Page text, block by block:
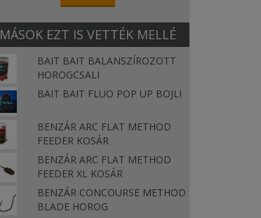
MÁSOK EZT IS VETTÉK MELLÉ
BAIT BAIT BALANSZÍROZOTT
HOROGCSALI
BAIT BAIT FLUO POP UP BOJLI
BENZÁR ARC FLAT METHOD
FEEDER KOSÁR
BENZÁR ARC FLAT METHOD
FEEDER XL KOSÁR
BENZÁR CONCOURSE METHOD
BLADE HOROG